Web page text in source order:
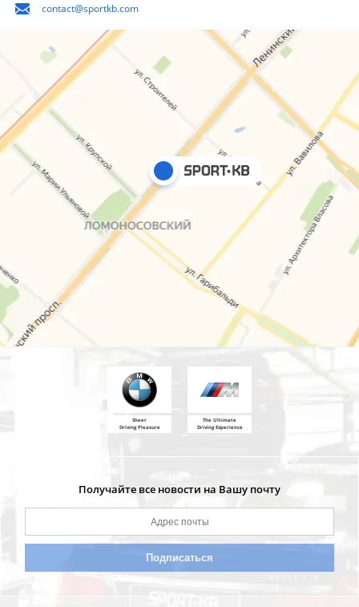
contact@sportkb.com
Sheer
Driving Pleasure
The Ultimate
Driving Experience
Получайте все новости на Вашу почту